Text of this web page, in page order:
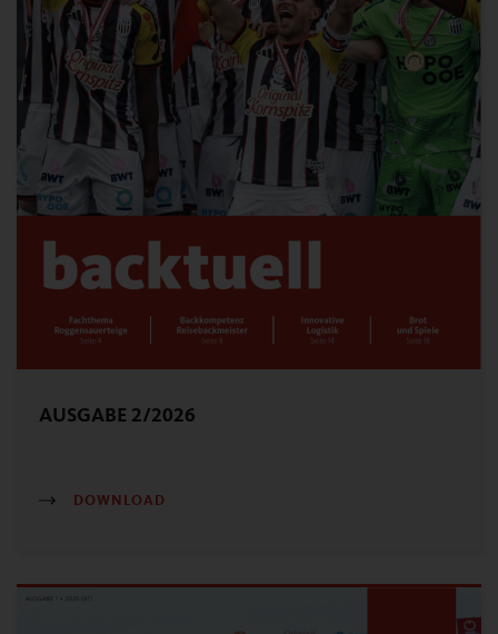
AUSGABE 2/2026
DOWNLOAD